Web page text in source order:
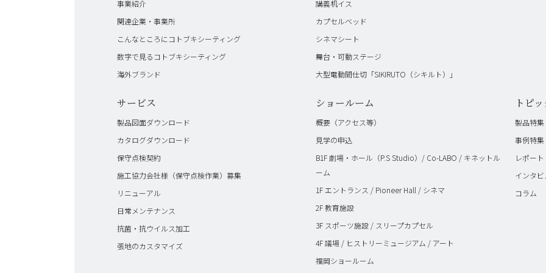
事業紹介
関連企業・事業所
こんなところにコトブキシーティング
数字で見るコトブキシーティング
海外ブランド
講義机イス
カプセルベッド
シネマシート
舞台・可動ステージ
大型電動間仕切「SIKIRUTO（シキルト）」
サービス
製品図面ダウンロード
カタログダウンロード
保守点検契約
施工協力会社様（保守点検作業）募集
リニューアル
日常メンテナンス
抗菌・抗ウイルス加工
張地のカスタマイズ
ショールーム
概要（アクセス等）
見学の申込
B1F 劇場・ホール（P.S Studio）/ Co-LABO / キネットル
ーム
1F エントランス / Pioneer Hall / シネマ
2F 教育施設
3F スポーツ施設 / スリープカプセル
4F 議場 / ヒストリーミュージアム / アート
福岡ショールーム
トピ
製品特集
事例特集
レポート
インタビ
コラム